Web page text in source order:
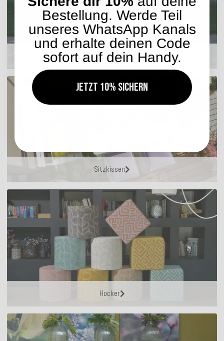
Outdoor Kissen
Sitzkissen
Hocker
Bestellung. Werde Teil
unseres WhatsApp Kanals
und erhalte deinen Code
sofort auf dein Handy.
Jetzt 10% sichern